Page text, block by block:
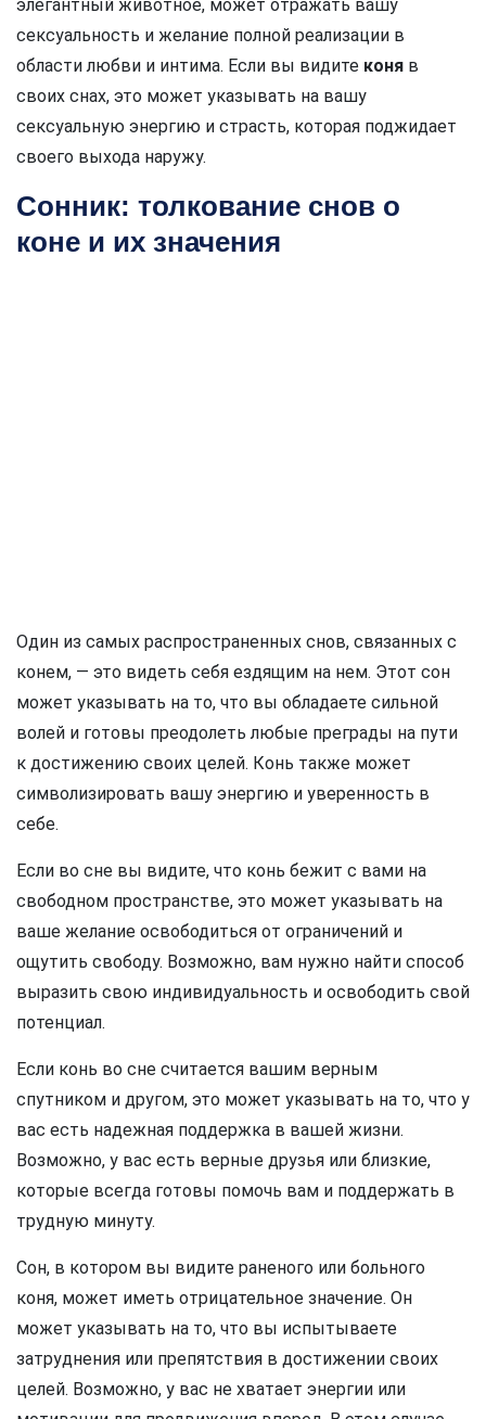
элегантный животное, может отражать вашу
сексуальность и желание полной реализации в
области любви и интима. Если вы видите коня в
своих снах, это может указывать на вашу
сексуальную энергию и страсть, которая поджидает
своего выхода наружу.
Сонник: толкование снов о
коне и их значения
Один из самых распространенных снов, связанных с
конем, — это видеть себя ездящим на нем. Этот сон
может указывать на то, что вы обладаете сильной
волей и готовы преодолеть любые преграды на пути
к достижению своих целей. Конь также может
символизировать вашу энергию и уверенность в
себе.
Если во сне вы видите, что конь бежит с вами на
свободном пространстве, это может указывать на
ваше желание освободиться от ограничений и
ощутить свободу. Возможно, вам нужно найти способ
выразить свою индивидуальность и освободить свой
потенциал.
Если конь во сне считается вашим верным
спутником и другом, это может указывать на то, что у
вас есть надежная поддержка в вашей жизни.
Возможно, у вас есть верные друзья или близкие,
которые всегда готовы помочь вам и поддержать в
трудную минуту.
Сон, в котором вы видите раненого или больного
коня, может иметь отрицательное значение. Он
может указывать на то, что вы испытываете
затруднения или препятствия в достижении своих
целей. Возможно, у вас не хватает энергии или